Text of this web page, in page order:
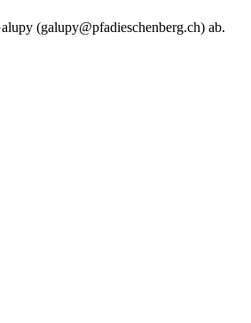
(galupy@pfadieschenberg.ch) ab.